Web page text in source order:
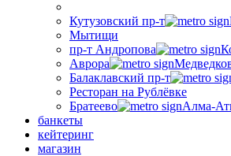
Кутузовский пр-т
Мытищи
пр-т Андропова
Аврора
Балаклавский пр-т
Ресторан на Рублёвке
Братеево
Алма-
банкеты
кейтеринг
магазин